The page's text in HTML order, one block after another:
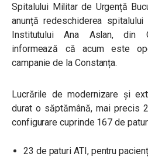
Spitalului Militar de Urgență
anunță redeschiderea
Institutului Ana Aslan, din
informează că acum este
campanie de la Constanța.
Lucrările de modernizare și
durat o săptămână, mai precis
configurare cuprinde 167 de
23 de paturi ATI, pentru